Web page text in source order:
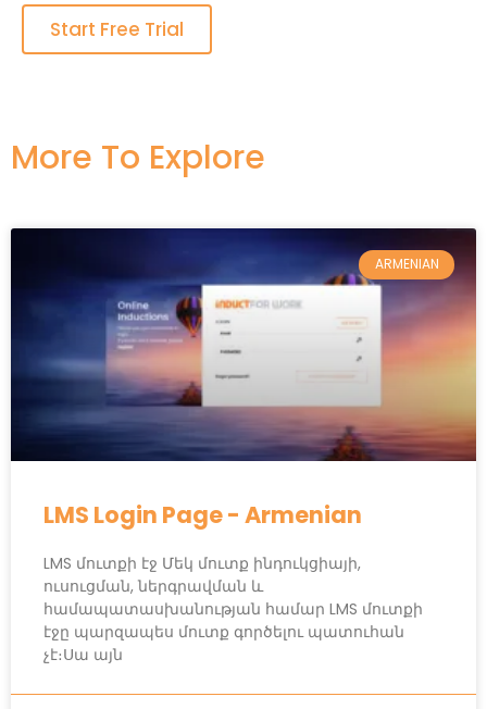
Start Free Trial
More To Explore​
ARMENIAN
LMS Login Page - Armenian
LMS մուտքի էջ Մեկ մուտք ինդուկցիայի,
ուսուցման, ներգրավման և
համապատասխանության համար LMS մուտքի
էջը պարզապես մուտք գործելու պատուհան
չէ։Սա այն